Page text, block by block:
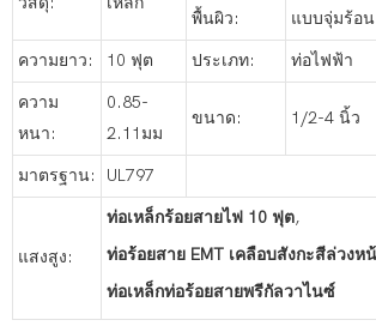
พื้นผิว:
แบบจุ่มร้อน
ความยาว: 10 ฟุต ประเภท: ท่อไฟฟ้า
ความ
หนา:
0.85-
2.11มม
ขนาด: 1/2-4 นิ้ว
มาตรฐาน: UL797
แสงสูง:
ท่อเหล็กร้อยสายไฟ 10 ฟุต,
ท่อร้อยสาย EMT เคลือบสังกะสีล่วงห
ท่อเหล็กท่อร้อยสายพรีกัลวาไนซ์